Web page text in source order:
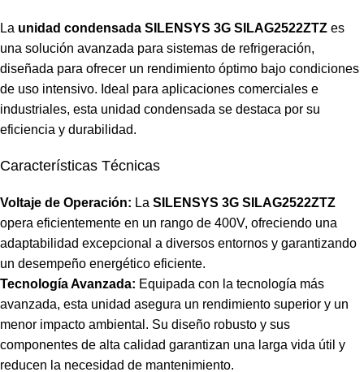
La unidad condensada SILENSYS 3G SILAG2522ZTZ es
una solución avanzada para sistemas de refrigeración,
diseñada para ofrecer un rendimiento óptimo bajo condiciones
de uso intensivo. Ideal para aplicaciones comerciales e
industriales, esta unidad condensada se destaca por su
eficiencia y durabilidad.
Características Técnicas
Voltaje de Operación: La SILENSYS 3G SILAG2522ZTZ
opera eficientemente en un rango de 400V, ofreciendo una
adaptabilidad excepcional a diversos entornos y garantizando
un desempeño energético eficiente.
Tecnología Avanzada: Equipada con la tecnología más
avanzada, esta unidad asegura un rendimiento superior y un
menor impacto ambiental. Su diseño robusto y sus
componentes de alta calidad garantizan una larga vida útil y
reducen la necesidad de mantenimiento.